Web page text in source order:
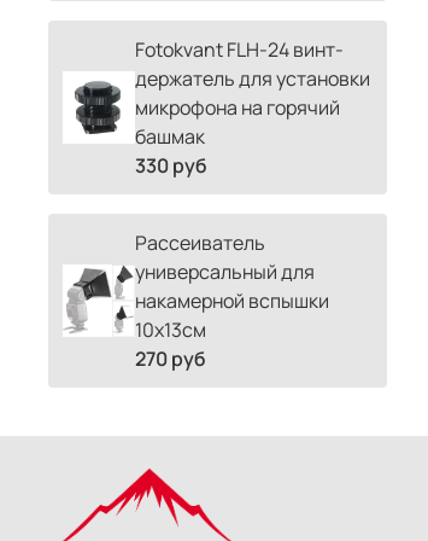
Fotokvant FLH-24 винт-
держатель для установки
микрофона на горячий
башмак
330 руб
Рассеиватель
универсальный для
накамерной вспышки
10х13см
270 руб